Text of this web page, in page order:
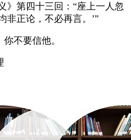
》第四十三回：“座上一人忽
非正论，不必再言。’”
不要信他。